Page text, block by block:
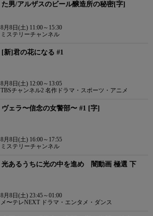
た男/アルザスのビール醸造所の秘密[字]
8月8日(土) 11:00～15:30
ミステリーチャンネル
[新]君の花になる #1
8月8日(土) 12:00～13:05
TBSチャンネル2 名作ドラマ・スポーツ・アニメ
ヴェラ〜信念の女警部〜 #1 [字]
8月8日(土) 16:00～17:55
ミステリーチャンネル
光あるうちに光の中を進め 闇動画 極選 下
8月8日(土) 23:45～01:00
メ〜テレNEXT ドラマ・エンタメ・ダンス